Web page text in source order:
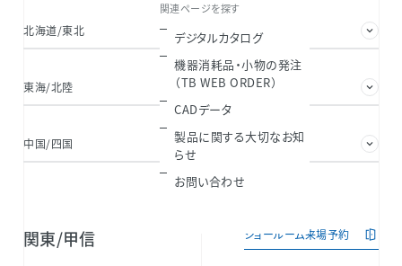
関連ページを探す
デジタルカタログ
機器消耗品・小物の発注
（TB WEB ORDER）
CADデータ
製品に関する大切なお知
らせ
お問い合わせ
北海道/東北 関東/甲信
東海/北陸 関西
中国/四国 九州/沖縄
関東/甲信 ショールーム来場予約